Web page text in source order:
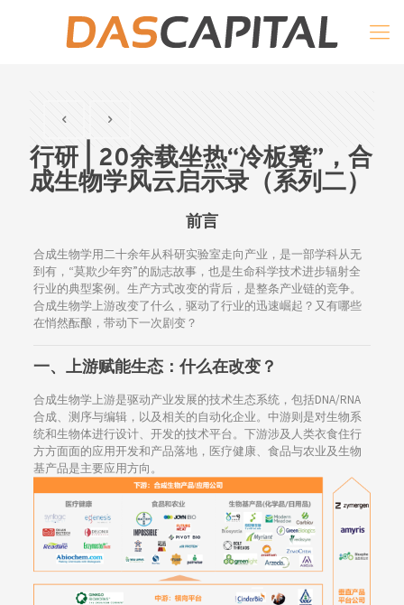
行研 | 20余载坐热“冷板凳”，合
成生物学风云启示录（系列二）
前言
合成生物学用二十余年从科研实验室走向产业，是一部学科从无
到有，“莫欺少年穷”的励志故事，也是生命科学技术进步辐射全
行业的典型案例。生产方式改变的背后，是整条产业链的竞争。
合成生物学上游改变了什么，驱动了行业的迅速崛起？又有哪些
在悄然酝酿，带动下一次剧变？
一、 上游赋能生态：什么在改变？
合成生物学上游是驱动产业发展的技术生态系统，包括DNA/RNA
合成、测序与编辑，以及相关的自动化企业。中游则是对生物系
统和生物体进行设计、开发的技术平台。下游涉及人类衣食住行
方方面面的应用开发和产品落地，医疗健康、食品与农业及生物
基产品是主要应用方向。